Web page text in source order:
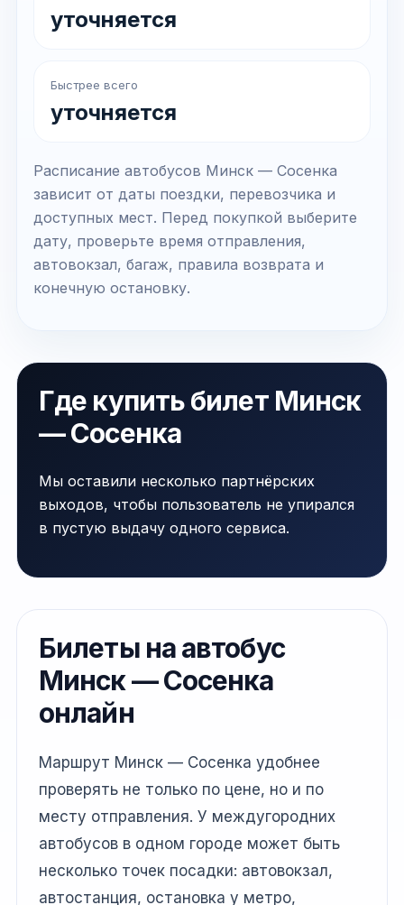
уточняется
Быстрее всего
уточняется
Расписание автобусов Минск — Сосенка
зависит от даты поездки, перевозчика и
доступных мест. Перед покупкой выберите
дату, проверьте время отправления,
автовокзал, багаж, правила возврата и
конечную остановку.
Где купить билет Минск
— Сосенка
Мы оставили несколько партнёрских
выходов, чтобы пользователь не упирался
в пустую выдачу одного сервиса.
Билеты на автобус
Минск — Сосенка
онлайн
Маршрут Минск — Сосенка удобнее
проверять не только по цене, но и по
месту отправления. У междугородних
автобусов в одном городе может быть
несколько точек посадки: автовокзал,
автостанция, остановка у метро,